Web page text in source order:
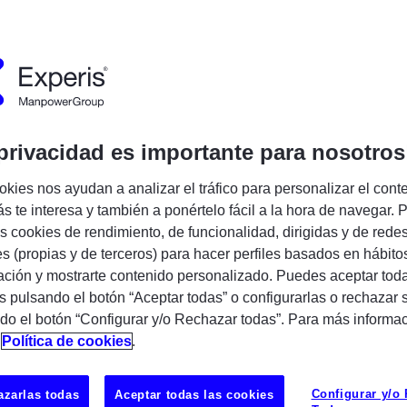
Líder mundial en servicios IT
tecnológica está presente en la mayoría de las
experiencia en asesoramiento y desarrollo de soluciones
a las demandas tecnológicas que surgen continuamente
es importante para
nos ayudan a analizar el tráfico para personalizar el
te interesa y también a ponértelo fácil a la hora de navegar.
cookies de rendimiento, de funcionalidad, dirigidas y de
(propias y de terceros) para hacer perfiles basados en
y mostrarte contenido personalizado. Puedes aceptar
pulsando el botón “Aceptar todas” o configurarlas o rechazar
el botón “Configurar y/o Rechazar todas”. Para más
Política de cookies.
Configurar y/o
todas Aceptar todas las cookies